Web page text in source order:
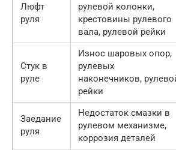
Люфт
руля
рулевой колонки,
крестовины рулевого
вала, рулевой рейки
Стук в
руле
Износ шаровых опор,
рулевых
наконечников,
рейки
Заедание
руля
Недостаток смазки в
рулевом механизме,
коррозия деталей